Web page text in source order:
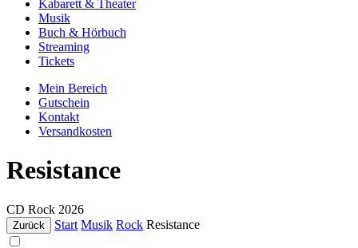
Kabarett & Theater
Musik
Buch & Hörbuch
Streaming
Tickets
Mein Bereich
Gutschein
Kontakt
Versandkosten
Resistance
CD Rock 2026
Zurück Start Musik Rock Resistance